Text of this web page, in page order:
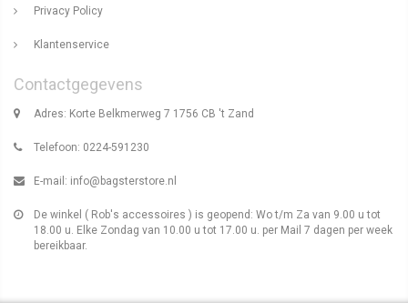
Privacy Policy
Klantenservice
Contactgegevens
Adres: Korte Belkmerweg 7 1756 CB 't Zand
Telefoon: 0224-591230
E-mail: info@bagsterstore.nl
De winkel ( Rob's accessoires ) is geopend: Wo t/m Za van 9.00 u tot
18.00 u. Elke Zondag van 10.00 u tot 17.00 u. per Mail 7 dagen per week
bereikbaar.